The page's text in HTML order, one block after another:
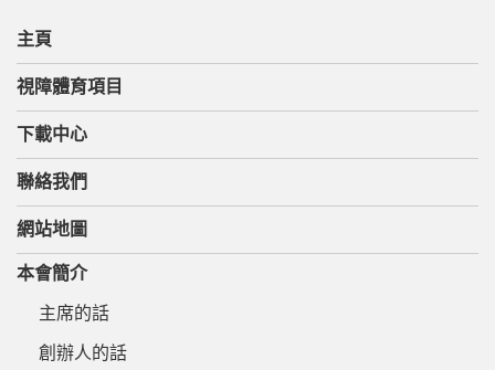
主頁
視障體育項目
下載中心
聯絡我們
網站地圖
本會簡介
主席的話
創辦人的話